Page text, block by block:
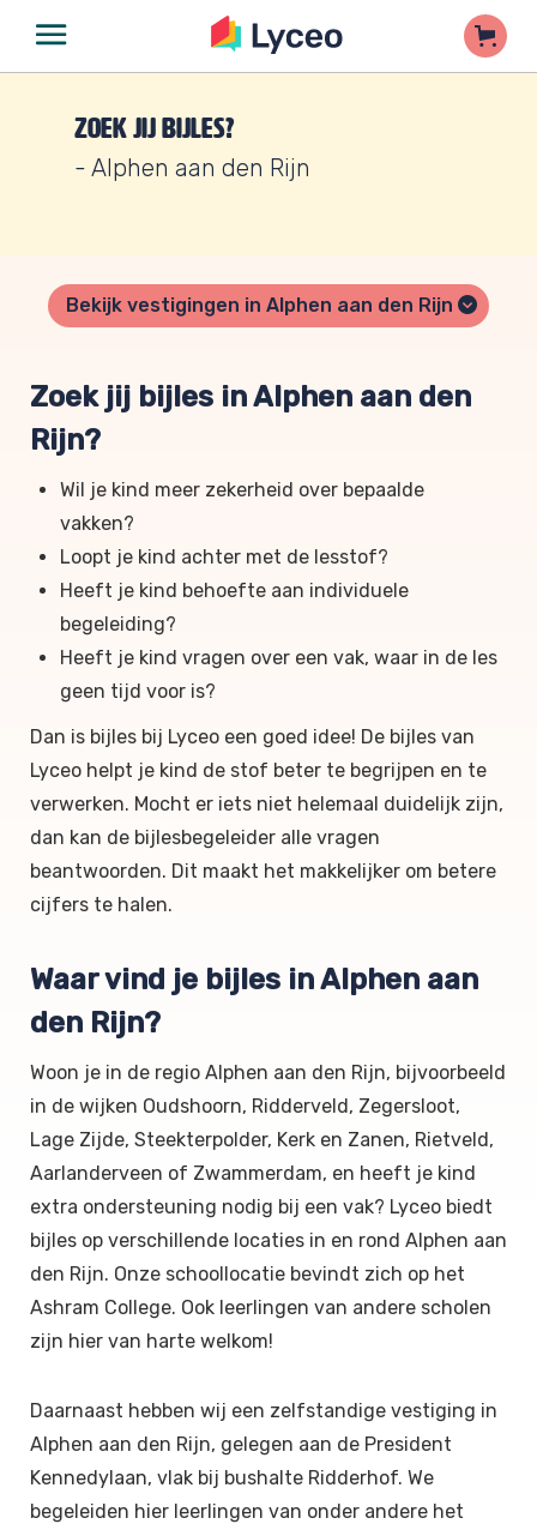
Zoek jij bijles?
- Alphen aan den Rijn
Bekijk vestigingen in Alphen aan den Rijn
Zoek jij bijles in Alphen aan den
Rijn?
Wil je kind meer zekerheid over bepaalde
vakken?
Loopt je kind achter met de lesstof?
Heeft je kind behoefte aan individuele
begeleiding?
Heeft je kind vragen over een vak, waar in de les
geen tijd voor is?
Dan is bijles bij Lyceo een goed idee! De bijles van
Lyceo helpt je kind de stof beter te begrijpen en te
verwerken. Mocht er iets niet helemaal duidelijk zijn,
dan kan de bijlesbegeleider alle vragen
beantwoorden. Dit maakt het makkelijker om betere
cijfers te halen.
Waar vind je bijles in Alphen aan
den Rijn?
Woon je in de regio Alphen aan den Rijn, bijvoorbeeld
in de wijken Oudshoorn, Ridderveld, Zegersloot,
Lage Zijde, Steekterpolder, Kerk en Zanen, Rietveld,
Aarlanderveen of Zwammerdam, en heeft je kind
extra ondersteuning nodig bij een vak? Lyceo biedt
bijles op verschillende locaties in en rond Alphen aan
den Rijn. Onze schoollocatie bevindt zich op het
Ashram College. Ook leerlingen van andere scholen
zijn hier van harte welkom!
Daarnaast hebben wij een zelfstandige vestiging in
Alphen aan den Rijn, gelegen aan de President
Kennedylaan, vlak bij bushalte Ridderhof. We
begeleiden hier leerlingen van onder andere het